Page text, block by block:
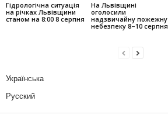
Гідрологічна ситуація
на річках Львівщини
станом на 8:00 8 серпня
На Львівщині
оголосили
надзвичайну пожежну
небезпеку 8–10 серпня
Українська
Русский